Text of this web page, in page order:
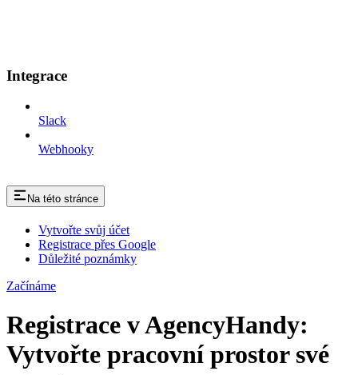
Integrace
Slack
Webhooky
Na této stránce
Vytvořte svůj účet
Registrace přes Google
Důležité poznámky
Začínáme
Registrace v AgencyHandy:
Vytvořte pracovní prostor své